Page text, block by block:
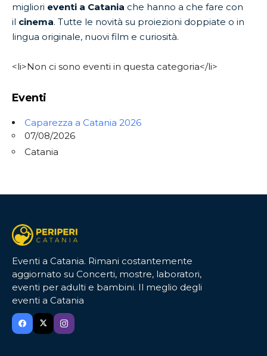
migliori eventi a Catania che hanno a che fare con
il cinema. Tutte le novità su proiezioni doppiate o in
lingua originale, nuovi film e curiosità.
<li>Non ci sono eventi in questa categoria</li>
Eventi
Caparezza a Catania 2026
07/08/2026
Catania
Eventi a Catania. Rimani costantemente
aggiornato su Concerti, mostre, laboratori,
eventi per adulti e bambini. Il meglio degli
eventi a Catania